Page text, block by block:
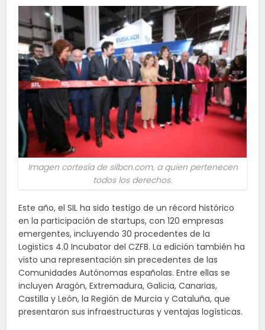
Imagen cortesía de silbcn.com, a quien pertenecen
todos los derechos.
Este año, el SIL ha sido testigo de un récord histórico
en la participación de startups, con 120 empresas
emergentes, incluyendo 30 procedentes de la
Logistics 4.0 Incubator del CZFB. La edición también ha
visto una representación sin precedentes de las
Comunidades Autónomas españolas. Entre ellas se
incluyen Aragón, Extremadura, Galicia, Canarias,
Castilla y León, la Región de Murcia y Cataluña, que
presentaron sus infraestructuras y ventajas logísticas.